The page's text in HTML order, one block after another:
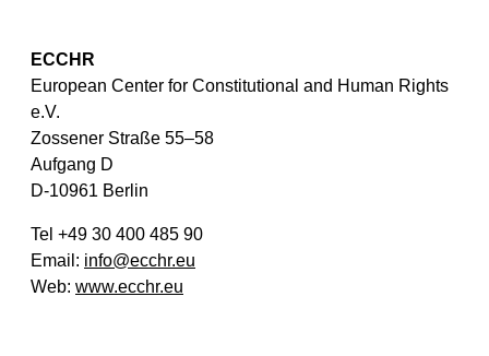
ECCHR
European Center for Constitutional and Human Rights
e.V.
Zossener Straße 55–58
Aufgang D
D-10961 Berlin
Tel +49 30 400 485 90
Email: info@ecchr.eu
Web: www.ecchr.eu